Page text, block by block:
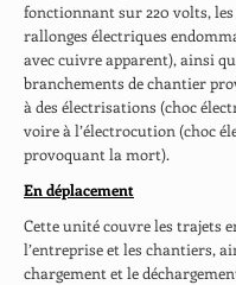
fonctionnant sur 220 volts, les
rallonges électriques
avec cuivre apparent), ainsi
branchements de chantier
à des électrisations (choc
voire à l’électrocution (choc
provoquant la mort).
En déplacement
Cette unité couvre les trajets
l’entreprise et les chantiers,
chargement et le